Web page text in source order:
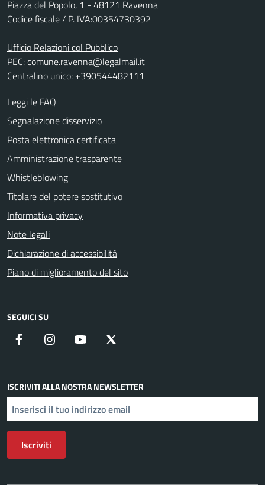
Piazza del Popolo, 1 - 48121 Ravenna
Codice fiscale / P. IVA:00354730392
Ufficio Relazioni col Pubblico
PEC:comune.ravenna@legalmail.it
Centralino unico: +390544482111
Leggi le FAQ
Segnalazione disservizio
Posta elettronica certificata
Amministrazione trasparente
Whistleblowing
Titolare del potere sostitutivo
Informativa privacy
Note legali
Dichiarazione di accessibilità
Piano di miglioramento del sito
SEGUICI SU
Facebook Instagram YouTube
ISCRIVITI ALLA NOSTRA NEWSLETTER